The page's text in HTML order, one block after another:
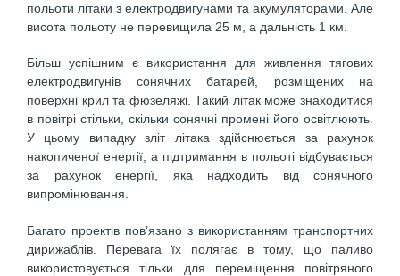
польоти літаки з електродвигунами та акумуляторами. Але
висота польоту не перевищила 25 м, а дальність 1 км.
Більш успішним є використання для живлення тягових
електродвигунів сонячних батарей, розміщених на
поверхні крил та фюзеляжі. Такий літак може знаходитися
в повітрі стільки, скільки сонячні промені його освітлюють.
У цьому випадку зліт літака здійснюється за рахунок
накопиченої енергії, а підтримання в польоті відбувається
за рахунок енергії, яка надходить від сонячного
випромінювання.
Багато проектів пов’язано з використанням транспортних
дирижаблів. Перевага їх полягає в тому, що паливо
використовується тільки для переміщення повітряного